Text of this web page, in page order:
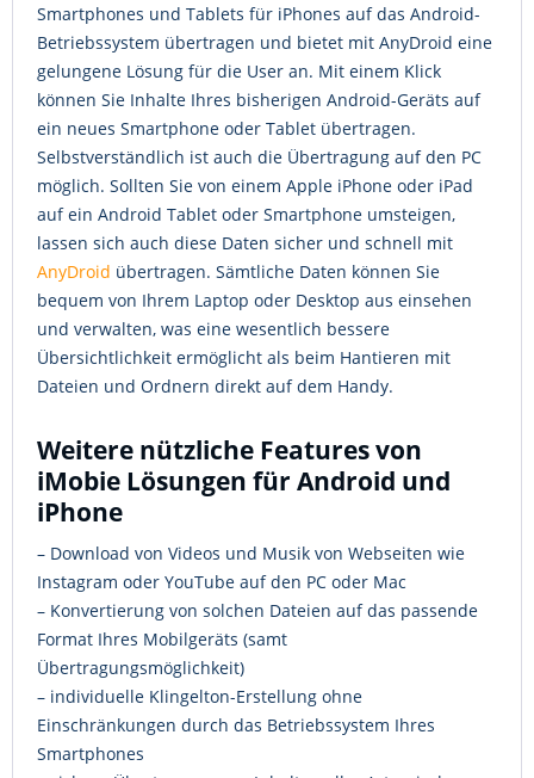
Smartphones und Tablets für iPhones auf das Android-
Betriebssystem übertragen und bietet mit AnyDroid eine
gelungene Lösung für die User an. Mit einem Klick
können Sie Inhalte Ihres bisherigen Android-Geräts auf
ein neues Smartphone oder Tablet übertragen.
Selbstverständlich ist auch die Übertragung auf den PC
möglich. Sollten Sie von einem Apple iPhone oder iPad
auf ein Android Tablet oder Smartphone umsteigen,
lassen sich auch diese Daten sicher und schnell mit
AnyDroid übertragen. Sämtliche Daten können Sie
bequem von Ihrem Laptop oder Desktop aus einsehen
und verwalten, was eine wesentlich bessere
Übersichtlichkeit ermöglicht als beim Hantieren mit
Dateien und Ordnern direkt auf dem Handy.
Weitere nützliche Features von
iMobie Lösungen für Android und
iPhone
– Download von Videos und Musik von Webseiten wie
Instagram oder YouTube auf den PC oder Mac
– Konvertierung von solchen Dateien auf das passende
Format Ihres Mobilgeräts (samt
Übertragungsmöglichkeit)
– individuelle Klingelton-Erstellung ohne
Einschränkungen durch das Betriebssystem Ihres
Smartphones